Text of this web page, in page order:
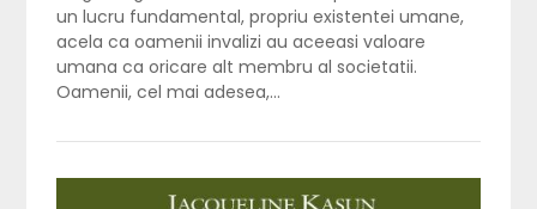
un lucru fundamental, propriu existentei umane,
acela ca oamenii invalizi au aceeasi valoare
umana ca oricare alt membru al societatii.
Oamenii, cel mai adesea,…